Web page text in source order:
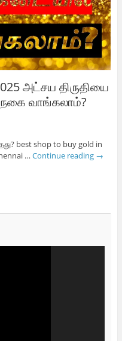
அட்சய திருதியை
வாங்கலாம்?
best shop to buy gold in
… Continue reading →